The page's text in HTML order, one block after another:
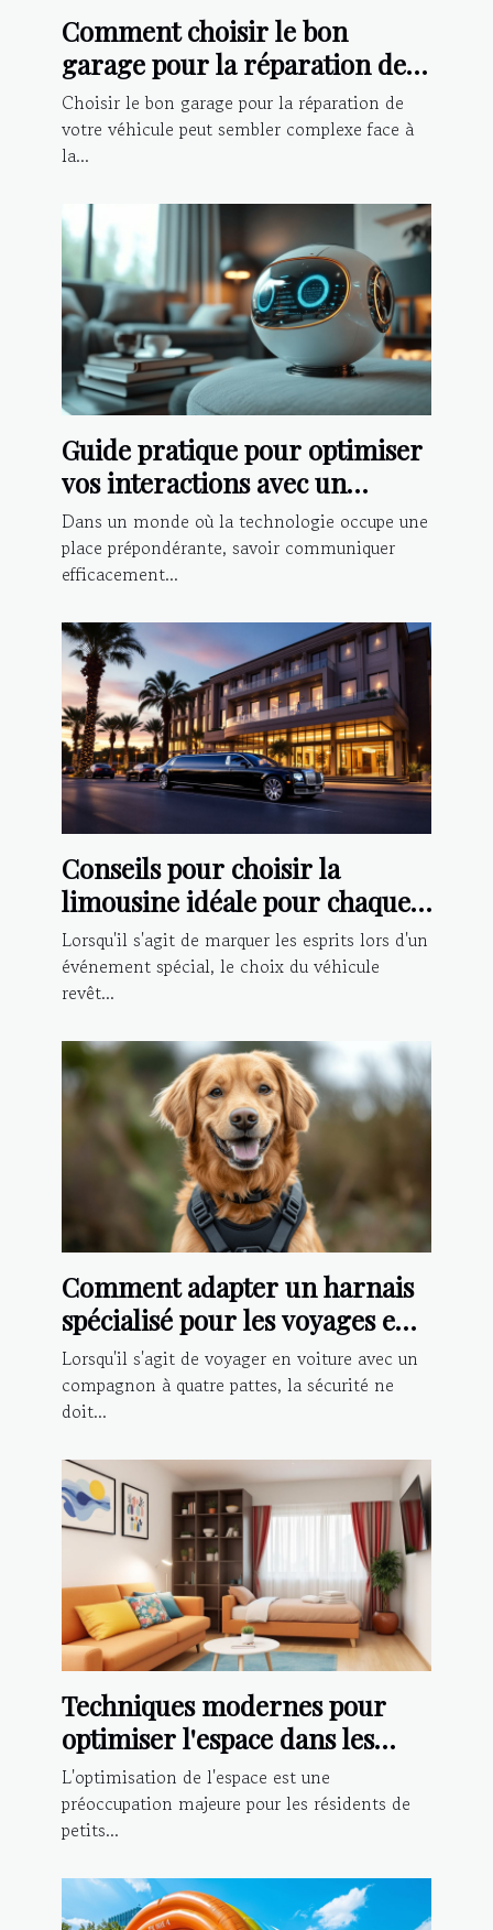
Comment choisir le bon
garage pour la réparation de
votre véhicule ?
Choisir le bon garage pour la réparation de
votre véhicule peut sembler complexe face à
la...
Guide pratique pour optimiser
vos interactions avec un
chatbot IA
Dans un monde où la technologie occupe une
place prépondérante, savoir communiquer
efficacement...
Conseils pour choisir la
limousine idéale pour chaque
type d'événement
Lorsqu'il s'agit de marquer les esprits lors d'un
événement spécial, le choix du véhicule
revêt...
Comment adapter un harnais
spécialisé pour les voyages en
voiture avec votre chien
Lorsqu'il s'agit de voyager en voiture avec un
compagnon à quatre pattes, la sécurité ne
doit...
Techniques modernes pour
optimiser l'espace dans les
petits appartements
L'optimisation de l'espace est une
préoccupation majeure pour les résidents de
petits...